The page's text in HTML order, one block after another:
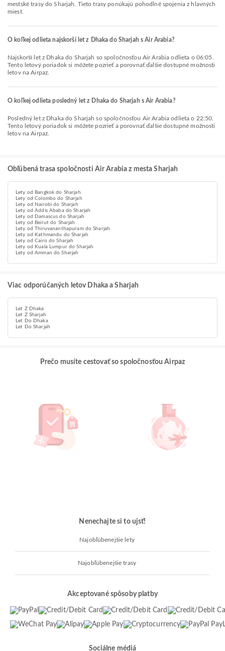
mestské trasy do Sharjah. Tieto trasy ponúkajú pohodlné spojenia z hlavných
miest.
O koľkej odlieta najskorší let z Dhaka do Sharjah s Air Arabia?
Najskorší let z Dhaka do Sharjah so spoločnosťou Air Arabia odlieta o 06:05.
Tento letový poriadok si môžete pozrieť a porovnať ďalšie dostupné možnosti
letov na Airpaz.
O koľkej odlieta posledný let z Dhaka do Sharjah s Air Arabia?
Posledný let z Dhaka do Sharjah so spoločnosťou Air Arabia odlieta o 22:50.
Tento letový poriadok si môžete pozrieť a porovnať ďalšie dostupné možnosti
letov na Airpaz.
Obľúbená trasa spoločnosti Air Arabia z mesta Sharjah
Lety od Bangkok do Sharjah
Lety od Colombo do Sharjah
Lety od Nairobi do Sharjah
Lety od Addis Ababa do Sharjah
Lety od Damascus do Sharjah
Lety od Beirut do Sharjah
Lety od Thiruvananthapuram do Sharjah
Lety od Kathmandu do Sharjah
Lety od Cairo do Sharjah
Lety od Kuala Lumpur do Sharjah
Lety od Amman do Sharjah
Viac odporúčaných letov Dhaka a Sharjah
Let Z Dhaka
Let Z Sharjah
Let Do Dhaka
Let Do Sharjah
Prečo musíte cestovať so spoločnosťou Airpaz
Nenechajte si to ujsť!
Najobľúbenejšie lety
Najobľúbenejšie trasy
Akceptované spôsoby platby
Sociálne médiá